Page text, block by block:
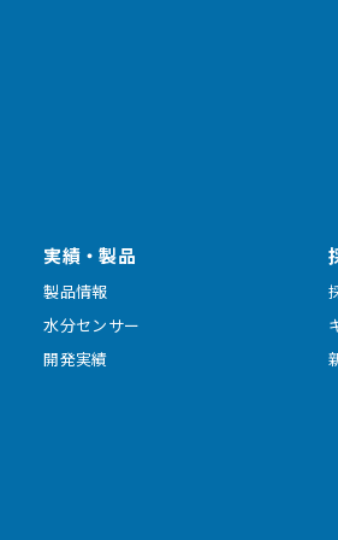
実績・製品
製品情報
水分センサー
開発実績